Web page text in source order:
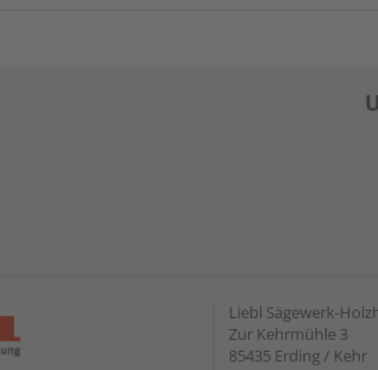
Liebl Sägewerk-
Zur Kehrmühle 3
85435 Erding / Kehr